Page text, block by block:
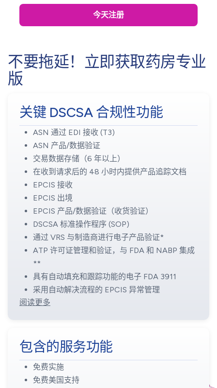
今天注册
不要拖延！立即获取药房专业
版
关键 DSCSA 合规性功能
ASN 通过 EDI 接收 (T3)
ASN 产品/数据验证
交易数据存储（6 年以上）
在收到请求后的 48 小时内提供产品追踪文档
EPCIS 接收
EPCIS 出境
EPCIS 产品/数据验证（收货验证）
DSCSA 标准操作程序 (SOP)
通过 VRS 与制造商进行电子产品验证*
ATP 许可证管理和验证，与 FDA 和 NABP 集成
**
具有自动填充和跟踪功能的电子 FDA 3911
采用自动解决流程的 EPCIS 异常管理
阅读更多
包含的服务功能
免费实施
免费美国支持